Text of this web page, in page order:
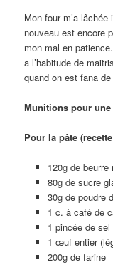
Mon four m’a
nouveau est encore
mon mal en
a l’habitude de
quand on est fana
Munitions pour une
Pour la pâte
120g de beurre
80g de sucre
30g de poudre
1 c. à café de
1 pincée de sel
1 œuf entier
200g de farine